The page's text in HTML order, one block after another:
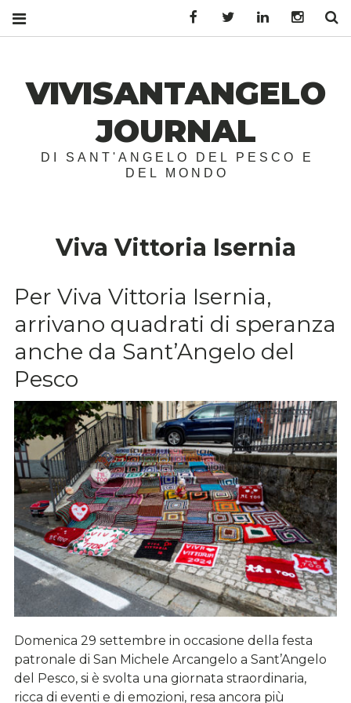
VIVISANTANGELO
JOURNAL
DI SANT'ANGELO DEL PESCO E
DEL MONDO
Viva Vittoria Isernia
Per Viva Vittoria Isernia,
arrivano quadrati di speranza
anche da Sant’Angelo del
Pesco
Domenica 29 settembre in occasione della festa
patronale di San Michele Arcangelo a Sant’Angelo
del Pesco, si è svolta una giornata straordinaria,
ricca di eventi e di emozioni, resa ancora più
FacebookTwitter LinkedIn